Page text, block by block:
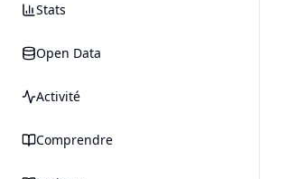
Stats
Open Data
Activité
Comprendre